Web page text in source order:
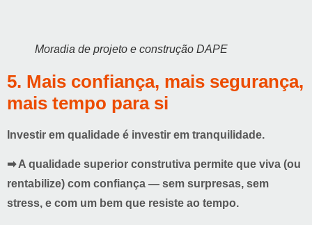
Moradia de projeto e construção DAPE
5. Mais confiança, mais segurança,
mais tempo para si
Investir em qualidade é investir em tranquilidade.
➡ A qualidade superior construtiva permite que viva (ou
rentabilize) com confiança — sem surpresas, sem
stress, e com um bem que resiste ao tempo.